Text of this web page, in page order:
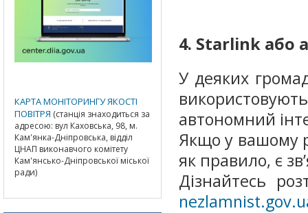
КАРТА МОНІТОРИНГУ ЯКОСТІ
ПОВІТРЯ (станція знаходиться за
адресою: вул Каховська, 98, м.
Кам'янка-Дніпровська, відділ
ЦНАП виконавчого комітету
Кам'янсько-Дніпровської міської
ради)
4. Starlink або
У деяких
автономний
Якщо у вашому
як правило, є
Дізнайтесь